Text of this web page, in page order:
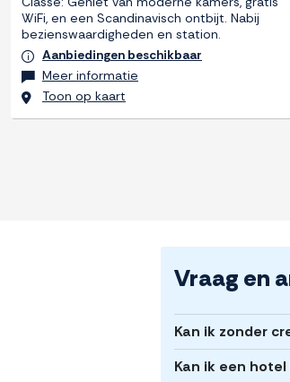
WiFi, en een Scandinavisch ontbijt. Nabij
bezienswaardigheden en station.
Aanbiedingen beschikbaar
Meer informatie
Toon op kaart
Vraag en
Kan ik zonder
Kan ik een